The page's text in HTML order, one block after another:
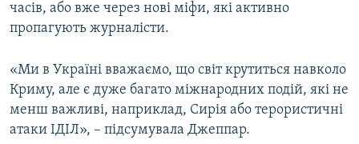
часів, або вже через нові міфи, які активно
пропагують журналісти.
«Ми в Україні вважаємо, що світ крутиться навколо
Криму, але є дуже багато міжнародних подій, які не
менш важливі, наприклад, Сирія або терористичні
атаки ІДІЛ», – підсумувала Джеппар.